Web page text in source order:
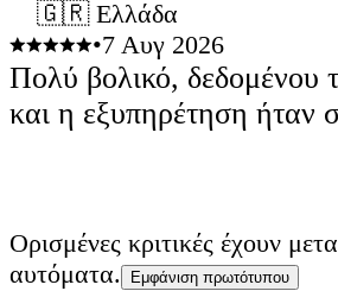
🇬🇷 Ελλάδα
•7 Αυγ 2026
Πολύ βολικό, δεδομένου
και η εξυπηρέτηση ήταν
Ορισμένες κριτικές έχουν
αυτόματα.
Εμφάνιση πρωτότυπου